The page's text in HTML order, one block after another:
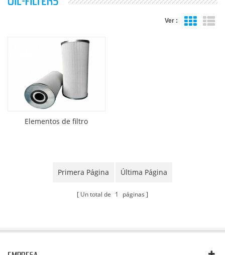
Ver :
Elementos de filtro
Primera Página Última Página
Un total de 1 páginas